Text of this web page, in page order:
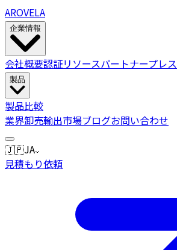
AROVELA
企業情報
会社概要認証リソースパートナープレス
製品
製品比較
業界卸売輸出市場ブログお問い合わせ
🇯🇵JA
見積もり依頼